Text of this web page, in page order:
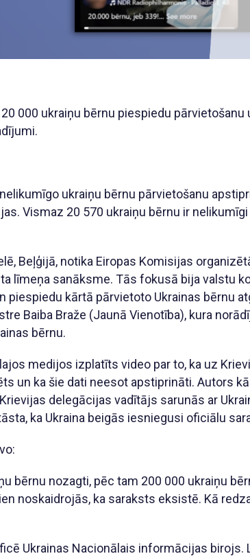
000 ukraiņu bērnu piespiedu
ukraiņu bērnu pārvietošanu
Vismaz 20 570 ukraiņu bērnu ir
Beļģijā, notika Eiropas Komisijas
līmeņa sanāksme. Tās fokusā bija valstu
piespiedu kārtā pārvietoto Ukrainas bērnu
Baiba Braže (Jaunā Vienotība), kura
bērnu.
medijos izplatīts video par to, ka uz
un ka šie dati neesot apstiprināti. Autors
delegācijas vadītājs sarunās ar
ka Ukraina beigās iesniegusi oficiālu
bērnu nozagti, pēc tam 200 000 ukraiņu
noskaidrojās, ka saraksts eksistē. Kā
Ukrainas Nacionālais informācijas